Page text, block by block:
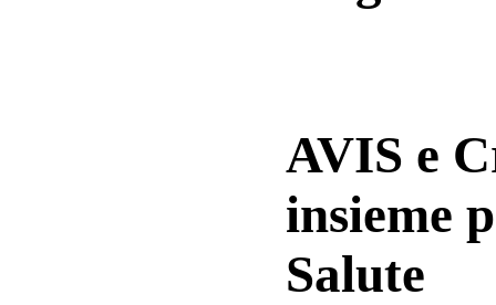
AVIS e
insieme
Salute